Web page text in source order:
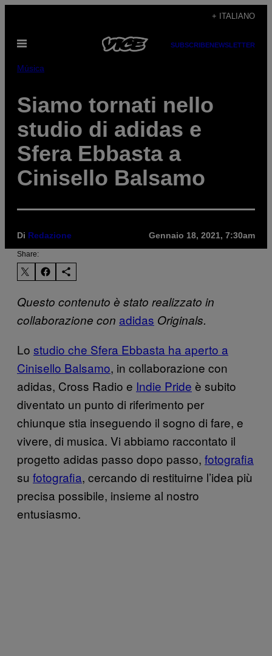
contenuto
+ ITALIANO
Apri
SUBSCRIBENEWSLETTER
Música
Siamo tornati nello
studio di adidas e
Sfera Ebbasta a
Cinisello Balsamo
Di Redazione Gennaio 18, 2021, 7:30am
Share:
Questo contenuto è stato realizzato in
collaborazione con adidas Originals.
Lo studio che Sfera Ebbasta ha aperto a
Cinisello Balsamo, in collaborazione con
adidas, Cross Radio e Indie Pride è subito
diventato un punto di riferimento per
chiunque stia inseguendo il sogno di fare, e
vivere, di musica. Vi abbiamo raccontato il
progetto adidas passo dopo passo, fotografia
su fotografia, cercando di restituirne l’idea più
precisa possibile, insieme al nostro
entusiasmo.